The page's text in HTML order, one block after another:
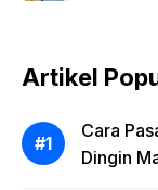
Artikel
Cara
Dingin